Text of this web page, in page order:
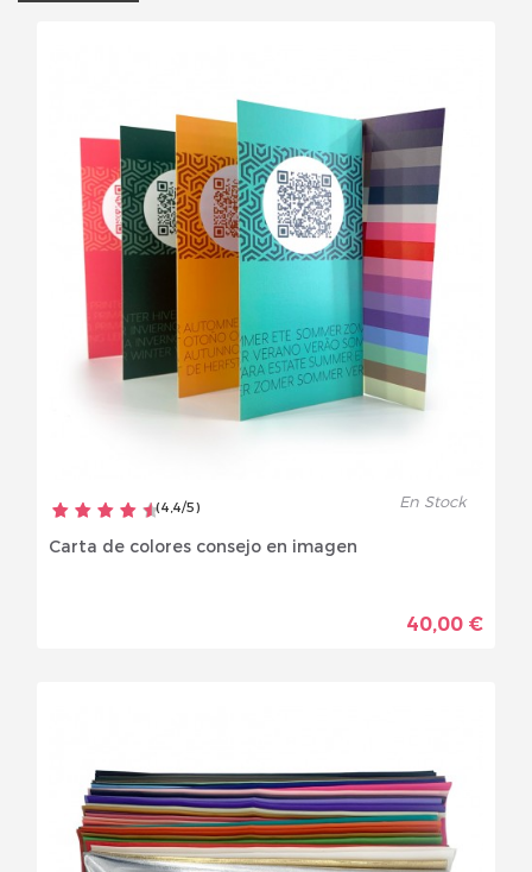
(4,4/5) En Stock
Carta de colores consejo en imagen
40,00 €